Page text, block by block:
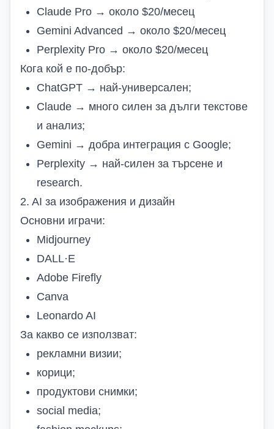
Claude Pro → около $20/месец
Gemini Advanced → около $20/месец
Perplexity Pro → около $20/месец
Кога кой е по-добър:
ChatGPT → най-универсален;
Claude → много силен за дълги текстове
и анализ;
Gemini → добра интеграция с Google;
Perplexity → най-силен за търсене и
research.
2. AI за изображения и дизайн
Основни играчи:
Midjourney
DALL·E
Adobe Firefly
Canva
Leonardo AI
За какво се използват:
рекламни визии;
корици;
продуктови снимки;
social media;